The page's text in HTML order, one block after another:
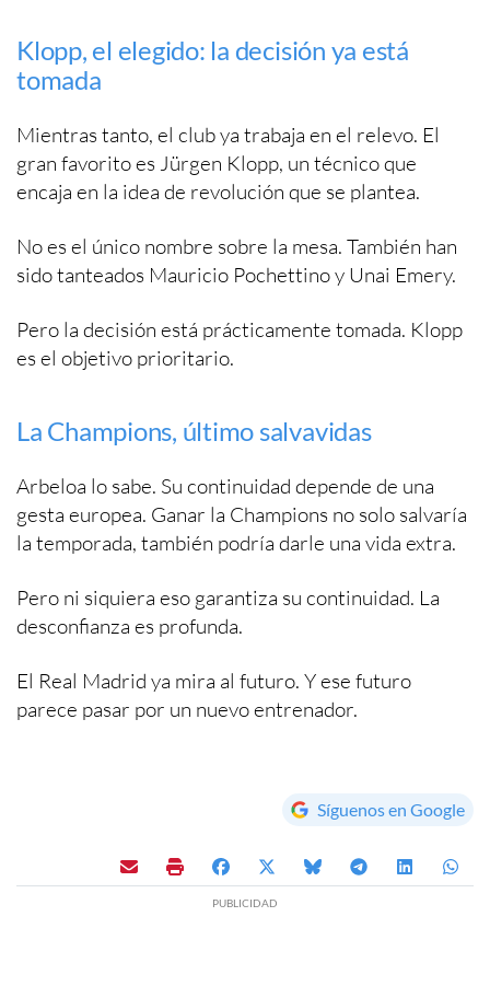
Klopp, el elegido: la decisión ya está
tomada
Mientras tanto, el club ya trabaja en el relevo. El
gran favorito es Jürgen Klopp, un técnico que
encaja en la idea de revolución que se plantea.
No es el único nombre sobre la mesa. También han
sido tanteados Mauricio Pochettino y Unai Emery.
Pero la decisión está prácticamente tomada. Klopp
es el objetivo prioritario.
La Champions, último salvavidas
Arbeloa lo sabe. Su continuidad depende de una
gesta europea. Ganar la Champions no solo salvaría
la temporada, también podría darle una vida extra.
Pero ni siquiera eso garantiza su continuidad. La
desconfianza es profunda.
El Real Madrid ya mira al futuro. Y ese futuro
parece pasar por un nuevo entrenador.
Síguenos en Google